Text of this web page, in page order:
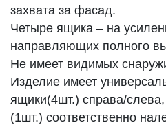
захвата за фасад.
Четыре ящика – на
направляющих полного
Не имеет видимых
Изделие имеет
ящики(4шт.) справа/
(1шт.) соответственно